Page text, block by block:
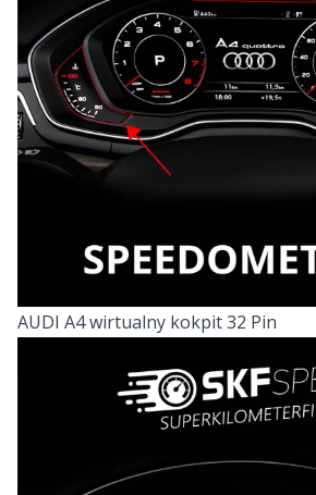
AUDI A4 wirtualny kokpit 32 Pin